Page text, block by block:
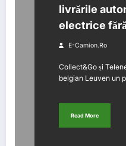
livrările
electrice
E-Camion.ro
Collect&Go și
belgian Leuven un
Read More